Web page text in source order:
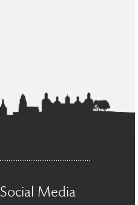
Social Media